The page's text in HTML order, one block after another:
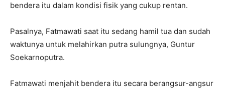
bendera itu dalam kondisi fisik yang cukup rentan.
Pasalnya, Fatmawati saat itu sedang hamil tua dan sudah
waktunya untuk melahirkan putra sulungnya, Guntur
Soekarnoputra.
Fatmawati menjahit bendera itu secara berangsur-angsur